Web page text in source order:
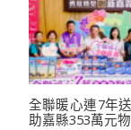
全聯暖心連7年
助嘉縣353萬元